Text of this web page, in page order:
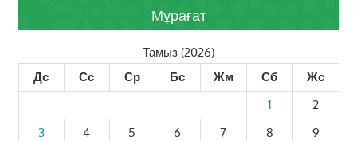
Мұрағат
Тамыз (2026)
Дс
Сс Ср Бс Жм Сб
Жс
1
2
3
4 5 6 7 8
9